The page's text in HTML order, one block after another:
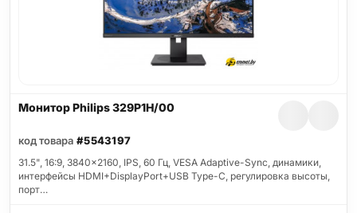
Монитор Philips 329P1H/00
код товара #5543197
31.5", 16:9, 3840x2160, IPS, 60 Гц, VESA Adaptive-Sync, динамики,
интерфейсы HDMI+DisplayPort+USB Type-C, регулировка высоты,
порт…